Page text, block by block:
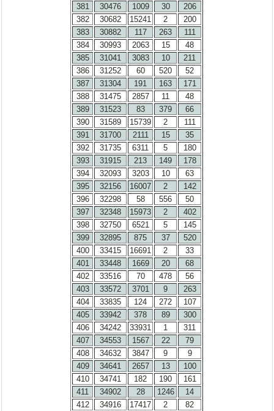
381
30476 1009 30
206
382
30682 15241 2
200
383
30882 117 263
111
384
30993 2063 15
48
385
31041 3083 10
211
386
31252 60 520
52
387
31304 191 163
171
388
31475 2857 11
48
389
31523 83 379
66
390
31589 15739 2
111
391
31700 2111 15
35
392
31735 6311 5
180
393
31915 213 149
178
394
32093 3203 10
63
395
32156 16007 2
142
396
32298 58 556
50
397
32348 15973 2
402
398
32750 6521 5
145
399
32895 875 37
520
400
33415 16691 2
33
401
33448 1669 20
68
402
33516 70 478
56
403
33572 3701 9
263
404
33835 124 272
107
405
33942 378 89
300
406
34242 33931 1
311
407
34553 1567 22
79
408
34632 3847 9
9
409
34641 2657 13
100
410
34741 182 190
161
411
34902 28 1246
14
412
34916 17417 2
82